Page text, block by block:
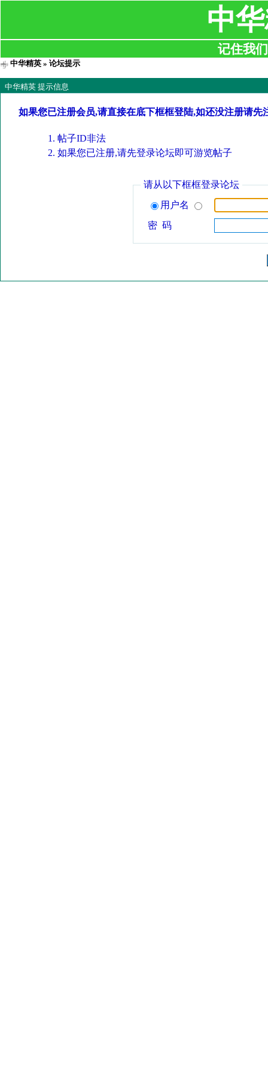
中
记住我
中华精英 » 论坛提示
中华精英 提示信息
如果您已注册会员,请直接在底下框框登陆,如还没注册请先
帖子ID非法
如果您已注册,请先登录论坛即可游览帖子
请从以下框框登录论坛
用户名
密 码